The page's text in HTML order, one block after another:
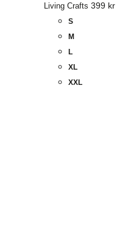
Living Crafts 399 kr
S
M
L
XL
XXL